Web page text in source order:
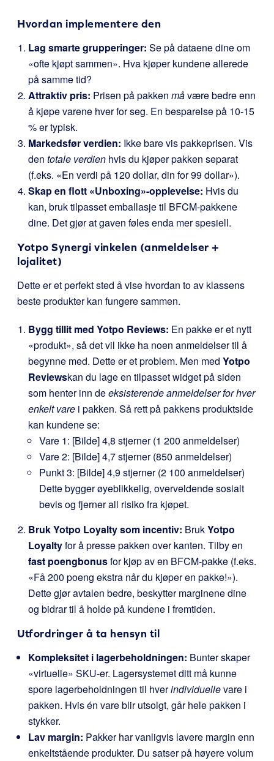
Hvordan implementere den
Lag smarte grupperinger: Se på dataene dine om
«ofte kjøpt sammen». Hva kjøper kundene allerede
på samme tid?
Attraktiv pris: Prisen på pakken måvære bedre enn
å kjøpe varene hver for seg. En besparelse på 10-15
% er typisk.
Markedsfør verdien: Ikke bare vis pakkeprisen. Vis
den totale verdien hvis du kjøper pakken separat
(f.eks. «En verdi på 120 dollar, din for 99 dollar»).
Skap en flott «Unboxing»-opplevelse: Hvis du
kan, bruk tilpasset emballasje til BFCM-pakkene
dine. Det gjør at gaven føles enda mer spesiell.
Yotpo Synergi vinkelen (anmeldelser +
lojalitet)
Dette er et perfekt sted å vise hvordan to av klassens
beste produkter kan fungere sammen.
Bygg tillit med Yotpo Reviews: En pakke er et nytt
«produkt», så det vil ikke ha noen anmeldelser til å
begynne med. Dette er et problem. Men med Yotpo
Reviewskan du lage en tilpasset widget på siden
som henter inn deeksisterende anmeldelser for hver
enkelt vare i pakken. Så rett på pakkens produktside
kan kundene se:
Vare 1: [Bilde] 4,8 stjerner (1 200 anmeldelser)
Vare 2: [Bilde] 4,7 stjerner (850 anmeldelser)
Punkt 3: [Bilde] 4,9 stjerner (2 100 anmeldelser)
Dette bygger øyeblikkelig, overveldende sosialt
bevis og fjerner all risiko fra kjøpet.
Bruk Yotpo Loyalty som incentiv: BrukYotpo
Loyaltyfor å presse pakken over kanten. Tilby en
fast poengbonusfor kjøp av en BFCM-pakke (f.eks.
«Få 200 poeng ekstra når du kjøper en pakke!»).
Dette gjør avtalen bedre, beskytter marginene dine
og bidrar til å holde på kundene i fremtiden.
Utfordringer å ta hensyn til
Kompleksitet i lagerbeholdningen: Bunter skaper
«virtuelle» SKU-er. Lagersystemet ditt må kunne
spore lagerbeholdningen til hverindividuellevare i
pakken. Hvis én vare blir utsolgt, går hele pakken i
stykker.
Lav margin: Pakker har vanligvis lavere margin enn
enkeltstående produkter. Du satser på høyere volum